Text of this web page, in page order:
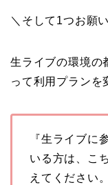
＼そして1つお願
生ライブの環境の
って利用プランを
『生ライブに
いる方は、こ
えてください。